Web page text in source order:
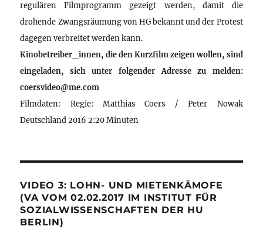
regulären Filmprogramm gezeigt werden, damit die
drohende Zwangsräumung von HG bekannt und der Protest
dagegen verbreitet werden kann.
Kinobetreiber_innen, die den Kurzfilm zeigen wollen, sind
eingeladen, sich unter folgender Adresse zu melden:
coersvideo@me.com
Filmdaten: Regie: Matthias Coers / Peter Nowak
Deutschland 2016 2:20 Minuten
VIDEO 3: LOHN- UND MIETENKÄMOFE
(VA VOM 02.02.2017 IM INSTITUT FÜR
SOZIALWISSENSCHAFTEN DER HU
BERLIN)